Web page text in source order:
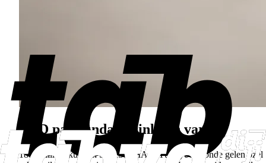
ABD pazarında derinleşen varlık
1880 yılında kurulan SARSILMAZ, Türkiye'nin önde gelen özel